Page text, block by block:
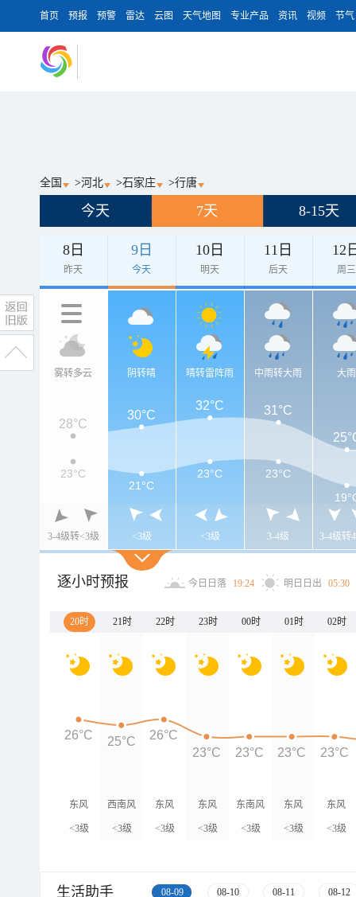
首页 预报 预警 雷达 云图 天气地图 专业产品 资讯 视频 节气
全国 >河北 >石家庄 >行唐
今天 7天 8-15天
8日
昨天
9日
今天
10日
明天
11日
后天
12
周三
雾转多云
3-4级转<3级
阴转晴
<3级
晴转雷阵雨
<3级
中雨转大雨
3-4级
大雨
3-4级转
28°C
30°C
32°C 31°C
23°C
21°C
23°C
23°C
逐小时预报 今日日落 19:24 明日日出 05:30
20时 21时 22时 23时 00时 01时 02时
东风
<3级
西南风
<3级
东风
<3级
东风
<3级
东南风
<3级
东风
<3级
东风
<3级
26°C 25°C 26°C
23°C 23°C 23°C 23°C
生活助手 08-09 08-10 08-11 08-12